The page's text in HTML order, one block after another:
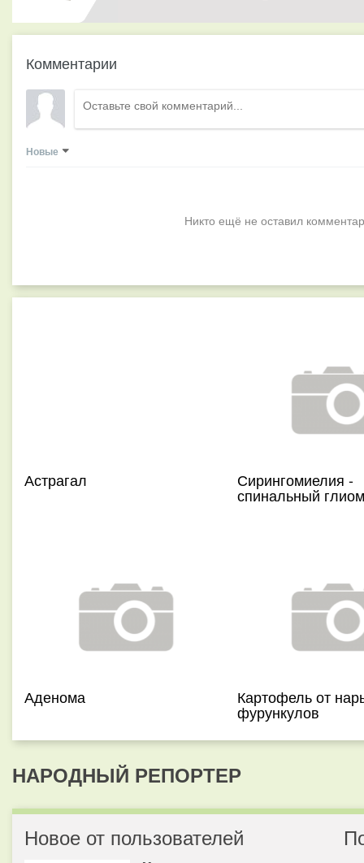
Комментарии
Новые
Никто ещё не оставил
Астрагал Сирингомиелия -
спинальный
Аденома Картофель от
фурункулов
НАРОДНЫЙ РЕПОРТЕР
Новое от пользователей